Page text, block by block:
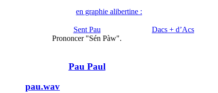
en graphie alibertine :
Sent Pau
Prononcer "Sén Pàw".
Pau Paul
pau.wav
Dacs + d’Acs